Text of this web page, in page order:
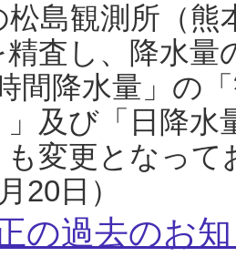
島観測所（熊
査し、降水
間降水量」の
」及び「日降
変更となっ
20日）
の過去のお